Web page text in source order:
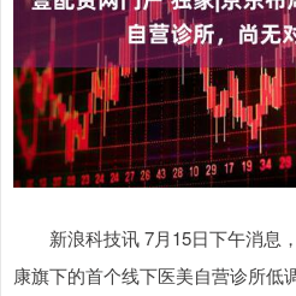
新浪科技讯 7月15日下午消息
康旗下的首个线下医美自营诊所低